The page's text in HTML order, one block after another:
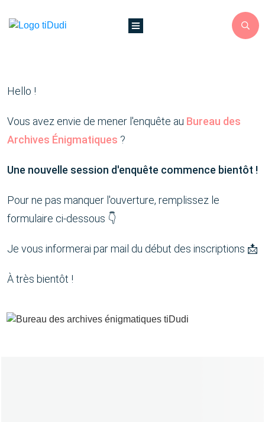
Hello !
Vous avez envie de mener l'enquête au Bureau des
Archives Énigmatiques ?
Une nouvelle session d'enquête commence bientôt !
Pour ne pas manquer l'ouverture, remplissez le
formulaire ci-dessous 👇
Je vous informerai par mail du début des inscriptions 📩
À très bientôt !